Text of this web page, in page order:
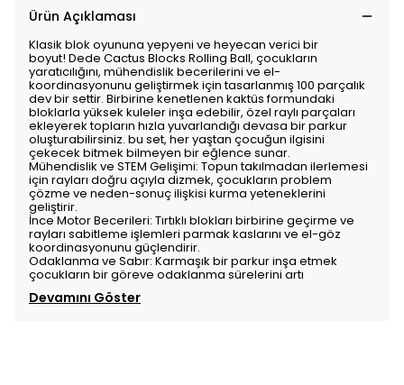
Ürün Açıklaması
Klasik blok oyununa yepyeni ve heyecan verici bir
boyut! Dede Cactus Blocks Rolling Ball, çocukların
yaratıcılığını, mühendislik becerilerini ve el-
koordinasyonunu geliştirmek için tasarlanmış 100 parçalık
dev bir settir. Birbirine kenetlenen kaktüs formundaki
bloklarla yüksek kuleler inşa edebilir, özel raylı parçaları
ekleyerek topların hızla yuvarlandığı devasa bir parkur
oluşturabilirsiniz. bu set, her yaştan çocuğun ilgisini
çekecek bitmek bilmeyen bir eğlence sunar.
Mühendislik ve STEM Gelişimi: Topun takılmadan ilerlemesi
için rayları doğru açıyla dizmek, çocukların problem
çözme ve neden-sonuç ilişkisi kurma yeteneklerini
geliştirir.
İnce Motor Becerileri: Tırtıklı blokları birbirine geçirme ve
rayları sabitleme işlemleri parmak kaslarını ve el-göz
koordinasyonunu güçlendirir.
Odaklanma ve Sabır: Karmaşık bir parkur inşa etmek
çocukların bir göreve odaklanma sürelerini artı
Devamını Göster